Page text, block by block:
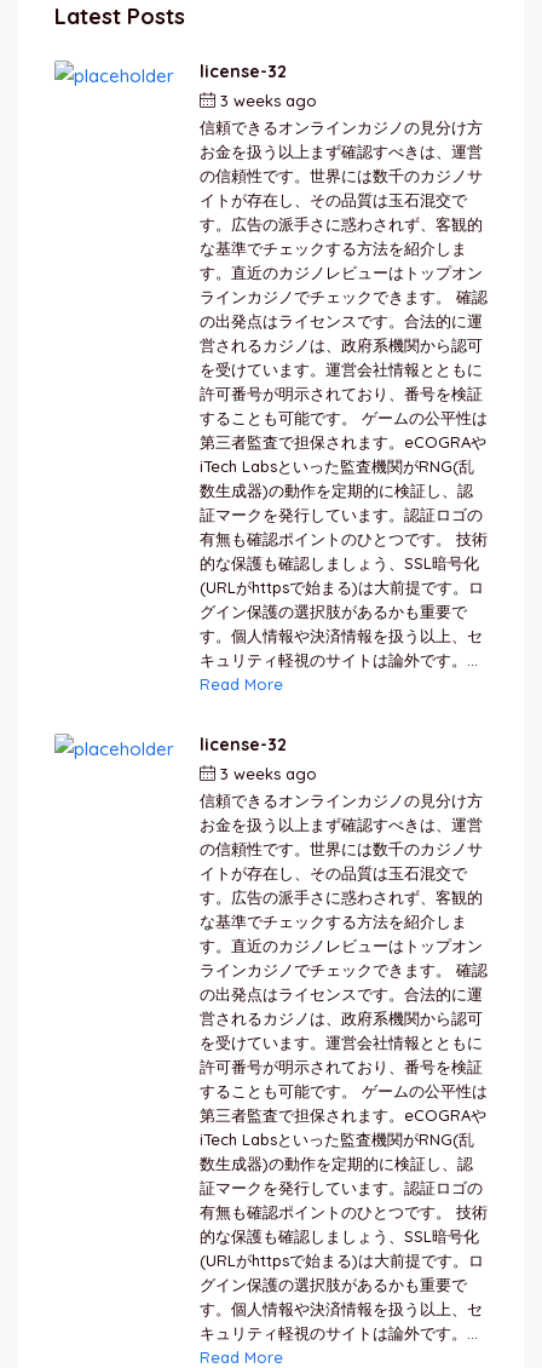
Latest Posts
license-32
3 weeks ago
信頼できるオンラインカジノの見分け方
お金を扱う以上まず確認すべきは、運営
の信頼性です。世界には数千のカジノサ
イトが存在し、その品質は玉石混交で
す。広告の派手さに惑わされず、客観的
な基準でチェックする方法を紹介しま
す。直近のカジノレビューはトップオン
ラインカジノでチェックできます。 確認
の出発点はライセンスです。合法的に運
営されるカジノは、政府系機関から認可
を受けています。運営会社情報とともに
許可番号が明示されており、番号を検証
することも可能です。 ゲームの公平性は
第三者監査で担保されます。eCOGRAや
iTech Labsといった監査機関がRNG(乱
数生成器)の動作を定期的に検証し、認
証マークを発行しています。認証ロゴの
有無も確認ポイントのひとつです。 技術
的な保護も確認しましょう、SSL暗号化
(URLがhttpsで始まる)は大前提です。ロ
グイン保護の選択肢があるかも重要で
す。個人情報や決済情報を扱う以上、セ
キュリティ軽視のサイトは論外です。...
Read More
license-32
3 weeks ago
信頼できるオンラインカジノの見分け方
お金を扱う以上まず確認すべきは、運営
の信頼性です。世界には数千のカジノサ
イトが存在し、その品質は玉石混交で
す。広告の派手さに惑わされず、客観的
な基準でチェックする方法を紹介しま
す。直近のカジノレビューはトップオン
ラインカジノでチェックできます。 確認
の出発点はライセンスです。合法的に運
営されるカジノは、政府系機関から認可
を受けています。運営会社情報とともに
許可番号が明示されており、番号を検証
することも可能です。 ゲームの公平性は
第三者監査で担保されます。eCOGRAや
iTech Labsといった監査機関がRNG(乱
数生成器)の動作を定期的に検証し、認
証マークを発行しています。認証ロゴの
有無も確認ポイントのひとつです。 技術
的な保護も確認しましょう、SSL暗号化
(URLがhttpsで始まる)は大前提です。ロ
グイン保護の選択肢があるかも重要で
す。個人情報や決済情報を扱う以上、セ
キュリティ軽視のサイトは論外です。...
Read More